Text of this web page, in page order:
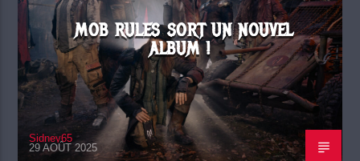
MOB RULES SORT UN NOUVEL
ALBUM !
Sidney65
29 AOÛT 2025